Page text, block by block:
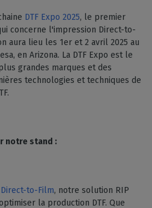
DTF Expo 2025, le premier
concerne l'impression Direct-to-
aura lieu les 1er et 2 avril 2025 au
en Arizona. La DTF Expo est le
grandes marques et des
technologies et techniques de
notre stand :
to-Film, notre solution RIP
la production DTF. Que